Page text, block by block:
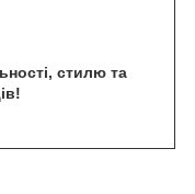
стилю та